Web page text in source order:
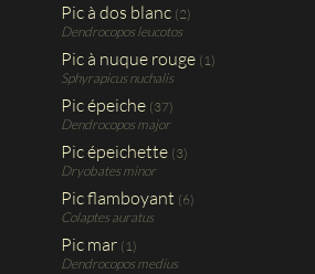
Pic à dos blanc (2)
Dendrocopos leucotos
Pic à nuque rouge (1)
Sphyrapicus nuchalis
Pic épeiche (37)
Dendrocopos major
Pic épeichette (3)
Dryobates minor
Pic flamboyant (6)
Colaptes auratus
Pic mar (1)
Dendrocopos medius